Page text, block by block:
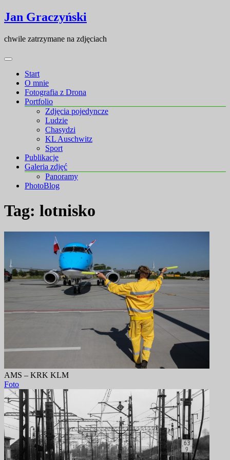
Skip
to
Skip
to
Jan Graczyński
chwile zatrzymane na zdjęciach
Start
O mnie
Fotografia z Drona
Portfolio
Zdjęcia pojedyncze
Ludzie
Chasydzi
KL Auschwitz
Sport
Publikacje
Galeria zdjęć
Panoramy
PhotoBlog
Tag: lotnisko
AMS – KRK KLM
Foto